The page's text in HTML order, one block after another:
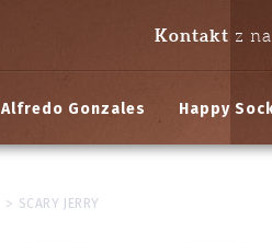
Kontakt z
Alfredo Gonzales Happy
> SCARY JERRY